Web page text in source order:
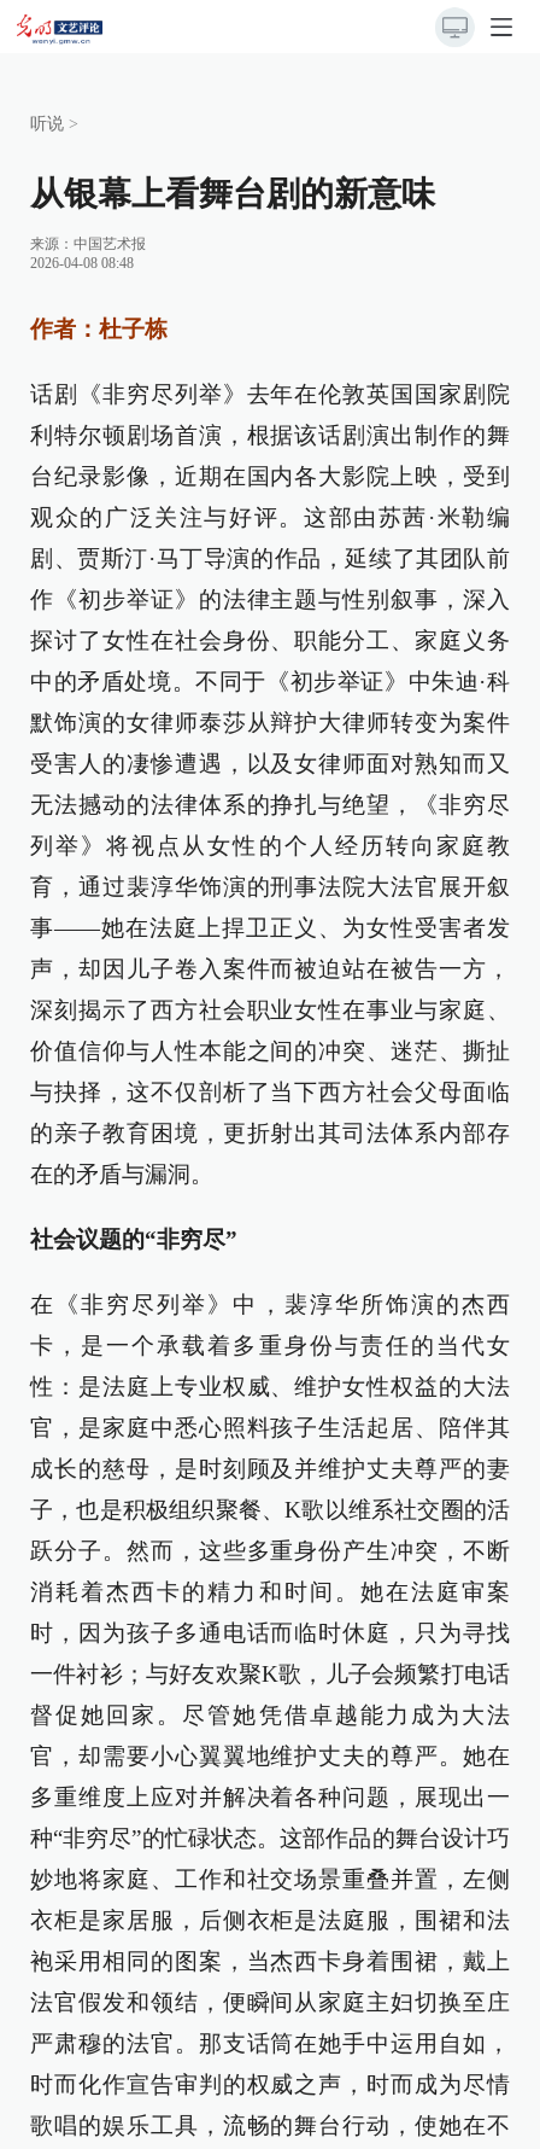
听说 >
从银幕上看舞台剧的新意味
来源： 中国艺术报
2026-04-08 08:48
作者：杜子栋
话剧《非穷尽列举》去年在伦敦英国国家剧院
利特尔顿剧场首演，根据该话剧演出制作的舞
台纪录影像，近期在国内各大影院上映，受到
观众的广泛关注与好评。这部由苏茜·米勒编
剧、贾斯汀·马丁导演的作品，延续了其团队前
作《初步举证》的法律主题与性别叙事，深入
探讨了女性在社会身份、职能分工、家庭义务
中的矛盾处境。不同于《初步举证》中朱迪·科
默饰演的女律师泰莎从辩护大律师转变为案件
受害人的凄惨遭遇，以及女律师面对熟知而又
无法撼动的法律体系的挣扎与绝望，《非穷尽
列举》将视点从女性的个人经历转向家庭教
育，通过裴淳华饰演的刑事法院大法官展开叙
事——她在法庭上捍卫正义、为女性受害者发
声，却因儿子卷入案件而被迫站在被告一方，
深刻揭示了西方社会职业女性在事业与家庭、
价值信仰与人性本能之间的冲突、迷茫、撕扯
与抉择，这不仅剖析了当下西方社会父母面临
的亲子教育困境，更折射出其司法体系内部存
在的矛盾与漏洞。
社会议题的“非穷尽”
在《非穷尽列举》中，裴淳华所饰演的杰西
卡，是一个承载着多重身份与责任的当代女
性：是法庭上专业权威、维护女性权益的大法
官，是家庭中悉心照料孩子生活起居、陪伴其
成长的慈母，是时刻顾及并维护丈夫尊严的妻
子，也是积极组织聚餐、K歌以维系社交圈的活
跃分子。然而，这些多重身份产生冲突，不断
消耗着杰西卡的精力和时间。她在法庭审案
时，因为孩子多通电话而临时休庭，只为寻找
一件衬衫；与好友欢聚K歌，儿子会频繁打电话
督促她回家。尽管她凭借卓越能力成为大法
官，却需要小心翼翼地维护丈夫的尊严。她在
多重维度上应对并解决着各种问题，展现出一
种“非穷尽”的忙碌状态。这部作品的舞台设计巧
妙地将家庭、工作和社交场景重叠并置，左侧
衣柜是家居服，后侧衣柜是法庭服，围裙和法
袍采用相同的图案，当杰西卡身着围裙，戴上
法官假发和领结，便瞬间从家庭主妇切换至庄
严肃穆的法官。那支话筒在她手中运用自如，
时而化作宣告审判的权威之声，时而成为尽情
歌唱的娱乐工具，流畅的舞台行动，使她在不